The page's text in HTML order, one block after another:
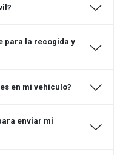
para la recogida y
en mi vehículo?
enviar mi